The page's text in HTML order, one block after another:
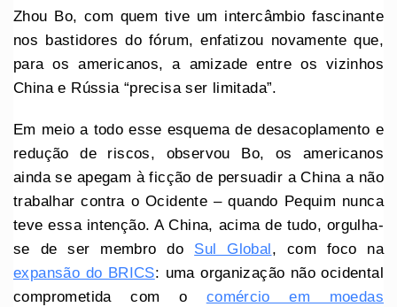
Zhou Bo, com quem tive um intercâmbio fascinante
nos bastidores do fórum, enfatizou novamente que,
para os americanos, a amizade entre os vizinhos
China e Rússia “precisa ser limitada”.
Em meio a todo esse esquema de desacoplamento e
redução de riscos, observou Bo, os americanos
ainda se apegam à ficção de persuadir a China a não
trabalhar contra o Ocidente – quando Pequim nunca
teve essa intenção. A China, acima de tudo, orgulha-
se de ser membro do Sul Global , com foco na
expansão do BRICS: uma organização não ocidental
comprometida com o comércio em moedas